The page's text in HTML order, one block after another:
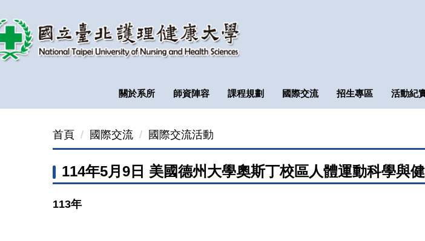
到
主
要
區
關於系所 師資陣容 課程規劃 國際交流 招生專區 活動紀
首頁 國際交流 國際交流活動
114年5月9日 美國德州大學奧斯丁校區人體運動科學與
113年